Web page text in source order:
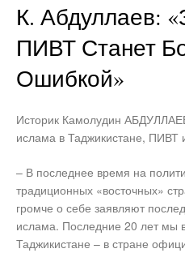
К. Абдуллаев:
ПИВТ Станет
Ошибкой»
Историк Камолудин
ислама в Таджикистане, ПИВТ
– В последнее время на
традиционных «восточных»
громче о себе заявляют
ислама. Последние 20 лет мы
Таджикистане – в стране